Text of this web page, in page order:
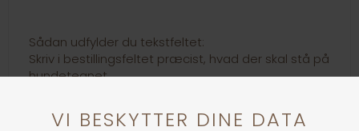
Sådan udfylder du tekstfeltet:
Skriv i bestillingsfeltet præcist, hvad der skal stå på
hundetegnet.